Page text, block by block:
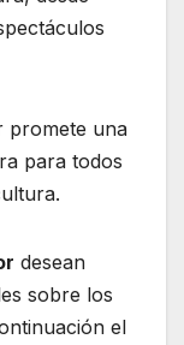
promete una
para todos
desean
sobre los
el